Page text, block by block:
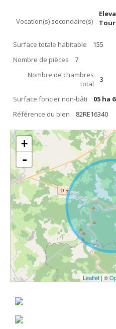
Vocation(s) secondaire(s)
Surface totale habitable
155
Nombre de pièces
7
Nombre de chambres
total
3
Surface foncier non-bâti
05 ha
Référence du bien
82RE16340
+
-
Leaflet | ©